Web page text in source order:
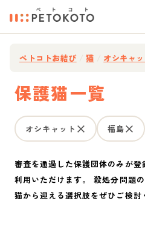
ペトコトお結び 猫 オシキャ
保護猫一覧
オシキャット 福島
審査を通過した保護団体のみが
利用いただけます。 殺処分問題
猫から迎える選択肢をぜひご検討